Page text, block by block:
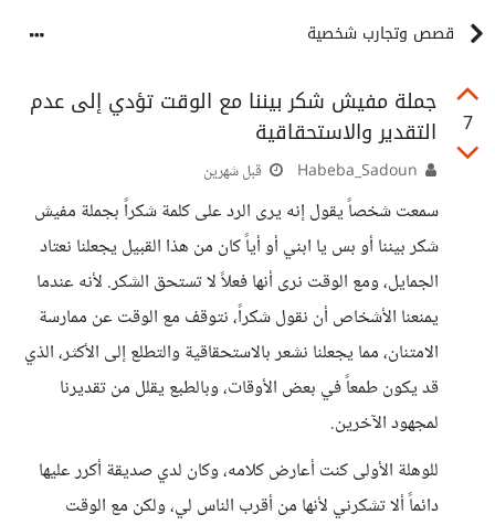
قصص وتجارب شخصية
7
جملة مفيش شكر بيننا مع الوقت تؤدي إلى عدم
التقدير والاستحقاقية
قبل شهرين
سمعت شخصاً يقول إنه يرى الرد على كلمة شكراً بجملة مفيش
شكر بيننا أو بس يا ابني أو أياً كان من هذا القبيل يجعلنا نعتاد
الجمايل، ومع الوقت نرى أنها فعلاً لا تستحق الشكر. لأنه عندما
يمنعنا الأشخاص أن نقول شكراً، نتوقف مع الوقت عن ممارسة
الامتنان، مما يجعلنا نشعر بالاستحقاقية والتطلع إلى الأكثر، الذي
قد يكون طمعاً في بعض الأوقات، وبالطبع يقلل من تقديرنا
لمجهود الآخرين.
للوهلة الأولى كنت أعارض كلامه، وكان لدي صديقة أكرر عليها
دائماً ألا تشكرني لأنها من أقرب الناس لي، ولكن مع الوقت